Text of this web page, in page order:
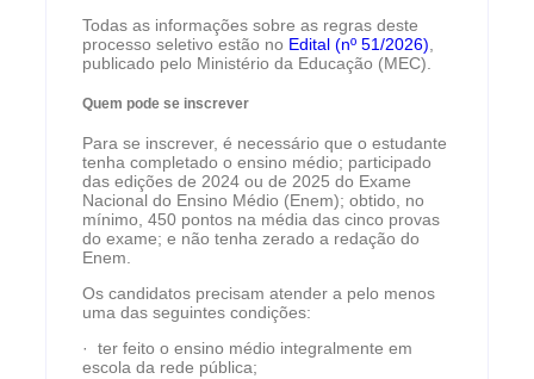
Todas as informações sobre as regras deste
processo seletivo estão no Edital (nº 51/2026)
publicado pelo Ministério da Educação (MEC).
Quem pode se inscrever
Para se inscrever, é necessário que o estudante
tenha completado o ensino médio; participado
das edições de 2024 ou de 2025 do Exame
Nacional do Ensino Médio (Enem); obtido, no
mínimo, 450 pontos na média das cinco provas
do exame; e não tenha zerado a redação do
Enem.
Os candidatos precisam atender a pelo menos
uma das seguintes condições:
· ter feito o ensino médio integralmente em
escola da rede pública;